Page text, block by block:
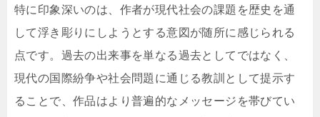
特に印象深いのは、作者が現代社会の課題を歴史を通
して浮き彫りにしようとする意図が随所に感じられる
点です。過去の出来事を単なる過去としてではなく、
現代の国際紛争や社会問題に通じる教訓として提示す
ることで、作品はより普遍的なメッセージを帯びてい